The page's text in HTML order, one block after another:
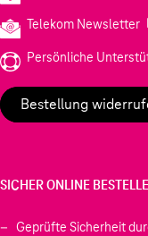
Telekom Newsletter
Persönliche
Bestellung
SICHER ONLINE
Geprüfte Sicherheit